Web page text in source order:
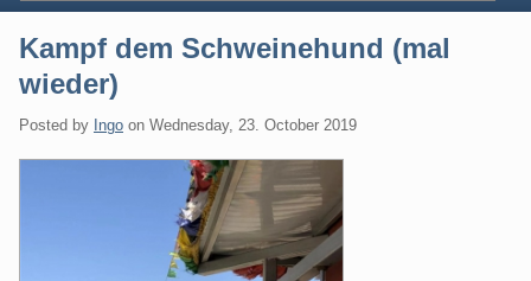
Kampf dem Schweinehund (mal
wieder)
Posted by Ingo on Wednesday, 23. October 2019